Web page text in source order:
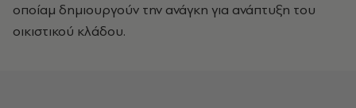
οποίαμ δημιουργούν την ανάγκη για ανάπτυξη του
οικιστικού κλάδου.